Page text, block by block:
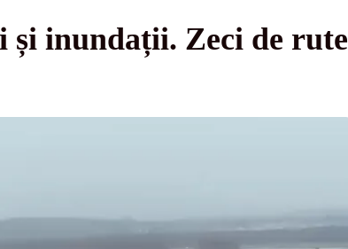
și inundații. Zeci de rute